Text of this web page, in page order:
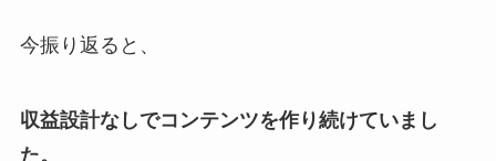
今振り返ると、
収益設計なしでコンテンツを作り続けていまし
た。